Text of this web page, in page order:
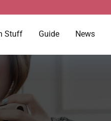
Stuff Guide News